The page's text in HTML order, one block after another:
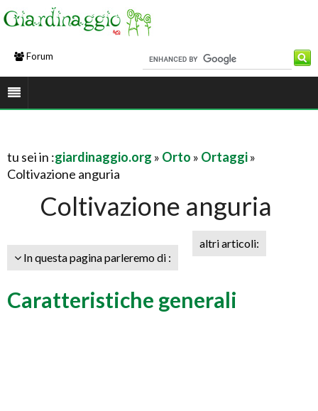
Forum
tu sei in :giardinaggio.org » Orto » Ortaggi»
Coltivazione anguria
Coltivazione anguria
In questa pagina parleremo di :
altri articoli:
Caratteristiche generali